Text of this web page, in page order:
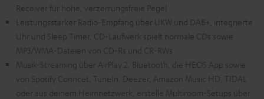
Receiver für hohe, verzerrungsfreie Pegel
Leistungsstarker Radio-Empfang über UKW und DAB+, integrierte
Uhr und Sleep Timer, CD-Laufwerk spielt normale CDs sowie
MP3/WMA-Dateien von CD-Rs und CR-RWs
Musik-Streaming über AirPlay 2, Bluetooth, die HEOS App sowie
von Spotify Conncet, TuneIn, Deezer, Amazon Music HD, TIDAL
oder aus deinem Heimnetzwerk, erstelle Multiroom-Setups über